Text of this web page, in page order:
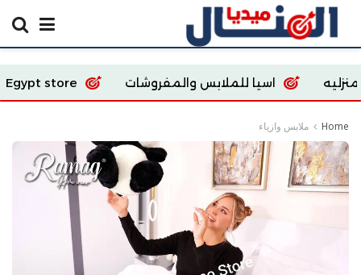
اسيا للملابس والمفروشات Ecoway Egypt store
Home ملابس وازياء